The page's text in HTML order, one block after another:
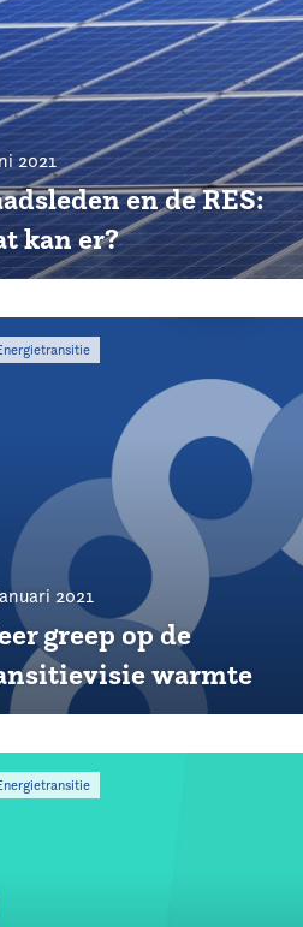
2021
en de RES:
kan er?
2021
greep op de
warmte